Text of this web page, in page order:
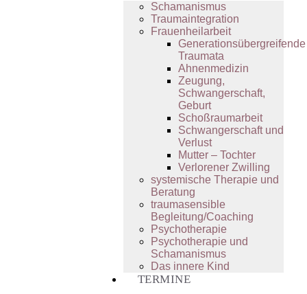
Schamanismus
Traumaintegration
Frauenheilarbeit
Generationsübergreifende
Traumata
Ahnenmedizin
Zeugung,
Schwangerschaft,
Geburt
Schoßraumarbeit
Schwangerschaft und
Verlust
Mutter – Tochter
Verlorener Zwilling
systemische Therapie und
Beratung
traumasensible
Begleitung/Coaching
Psychotherapie
Psychotherapie und
Schamanismus
Das innere Kind
TERMINE